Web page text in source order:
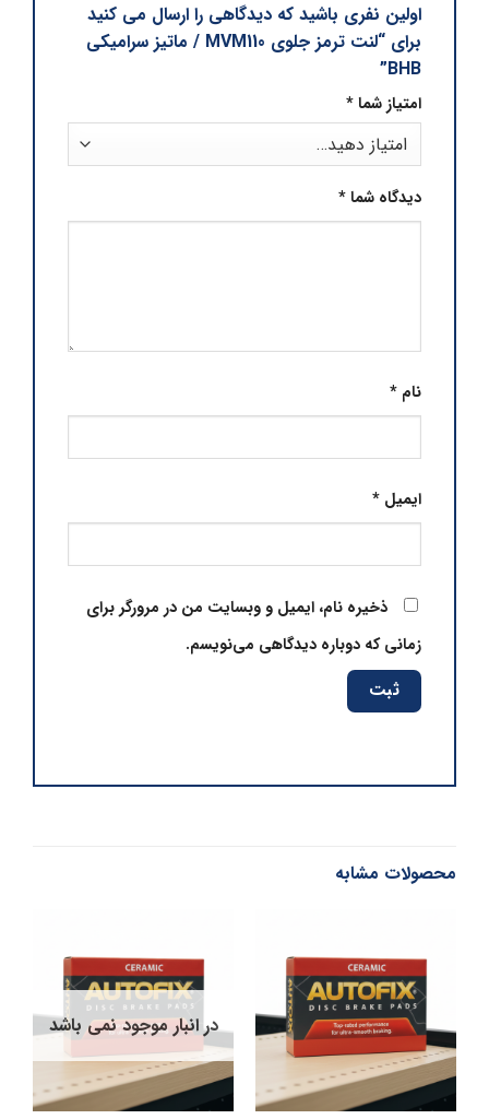
اولین نفری باشید که دیدگاهی را ارسال می کنید
برای “لنت ترمز جلوی MVM110 / ماتیز سرامیکی
BHB”
امتیاز شما*
دیدگاه شما*
نام*
ایمیل*
ذخیره نام، ایمیل و وبسایت من در مرورگر برای
زمانی که دوباره دیدگاهی می‌نویسم.
محصولات مشابه
در انبار موجود نمی باشد